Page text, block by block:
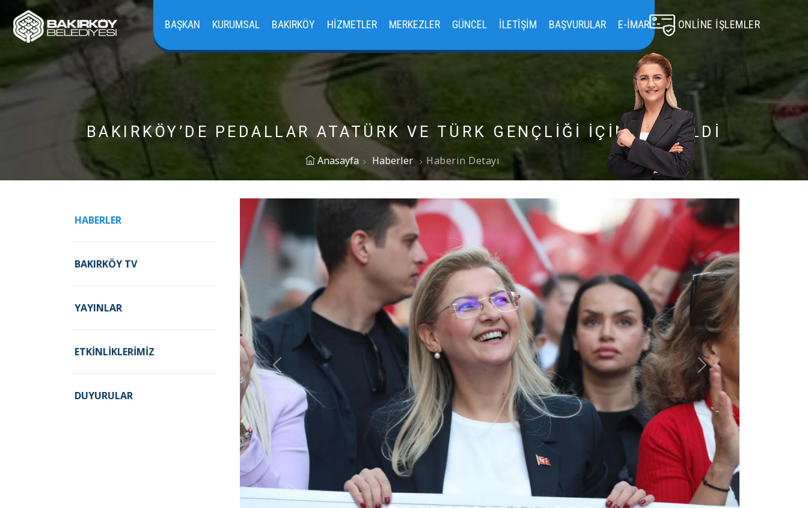
BAŞKAN KURUMSAL BAKIRKÖY HIZMETLER MERKEZLER GÜNCEL İLETIŞIM BAŞVURULAR E-İMAR ONLINE İŞLEMLER
BAKIRKÖY’DE PEDALLAR ATATÜRK VE TÜRK GENÇLİĞİ İÇİN ÇEVRİLDİ
Anasayfa Haberler Haberin Detayı
HABERLER
BAKIRKÖY TV
YAYINLAR
ETKINLIKLERIMIZ
DUYURULAR